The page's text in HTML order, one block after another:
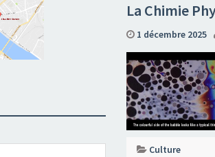
La Chimie
1 décembre 2025
Culture